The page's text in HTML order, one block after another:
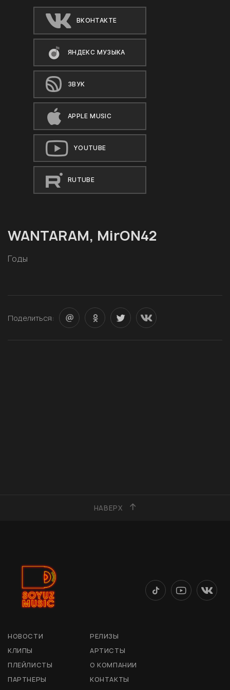
ВКОНТАКТЕ
ЯНДЕКС МУЗЫКА
ЗВУК
APPLE MUSIC
YOUTUBE
RUTUBE
WANTARAM, MirON42
Годы
Поделиться:
НАВЕРХ
НОВОСТИ
РЕЛИЗЫ
КЛИПЫ
АРТИСТЫ
ПЛЕЙЛИСТЫ
О КОМПАНИИ
ПАРТНЕРЫ
КОНТАКТЫ